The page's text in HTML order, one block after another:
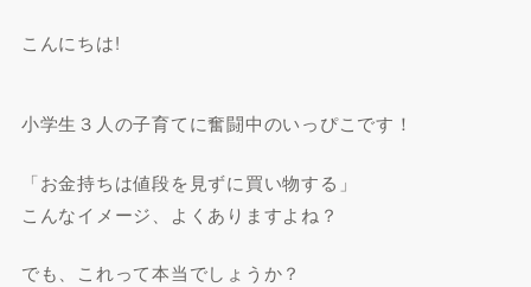
こんにちは!
小学生３人の子育てに奮闘中のいっぴこです！
「お金持ちは値段を見ずに買い物する」
こんなイメージ、よくありますよね？
でも、これって本当でしょうか？